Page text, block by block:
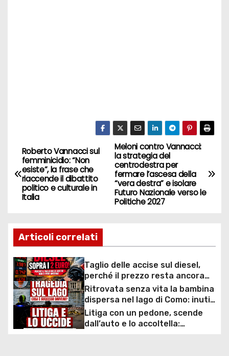
N
a
v
g
a
z
i
o
Meloni contro Vannacci:
la strategia del
centrodestra per
fermare l’ascesa della
“vera destra” e isolare
Futuro Nazionale verso le
Politiche 2027
Roberto Vannacci sul
femminicidio: “Non
esiste”, la frase che
riaccende il dibattito
politico e culturale in
Italia
Articoli correlati
Taglio delle accise sul diesel,
perché il prezzo resta ancora
sopra i 2 euro nonostante lo
sconto deciso dal Governo
Ritrovata senza vita la bambina
dispersa nel lago di Como: inutili
ore di ricerche dei
sommozzatori
Litiga con un pedone, scende
dall’auto e lo accoltella: